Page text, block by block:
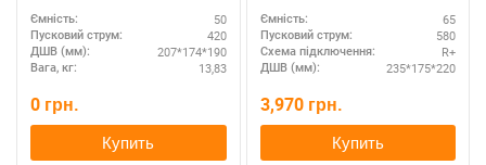
Ємність: 50
Пусковий струм: 420
ДШВ (мм): 207*174*190
Вага, кг: 13,83
0 грн.
Купить
Ємність: 65
Пусковий струм: 580
Схема підключення: R+
ДШВ (мм): 235*175*220
3,970 грн.
Купить